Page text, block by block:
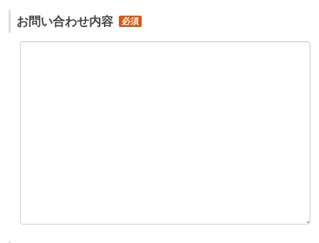
お問い合わせ内容